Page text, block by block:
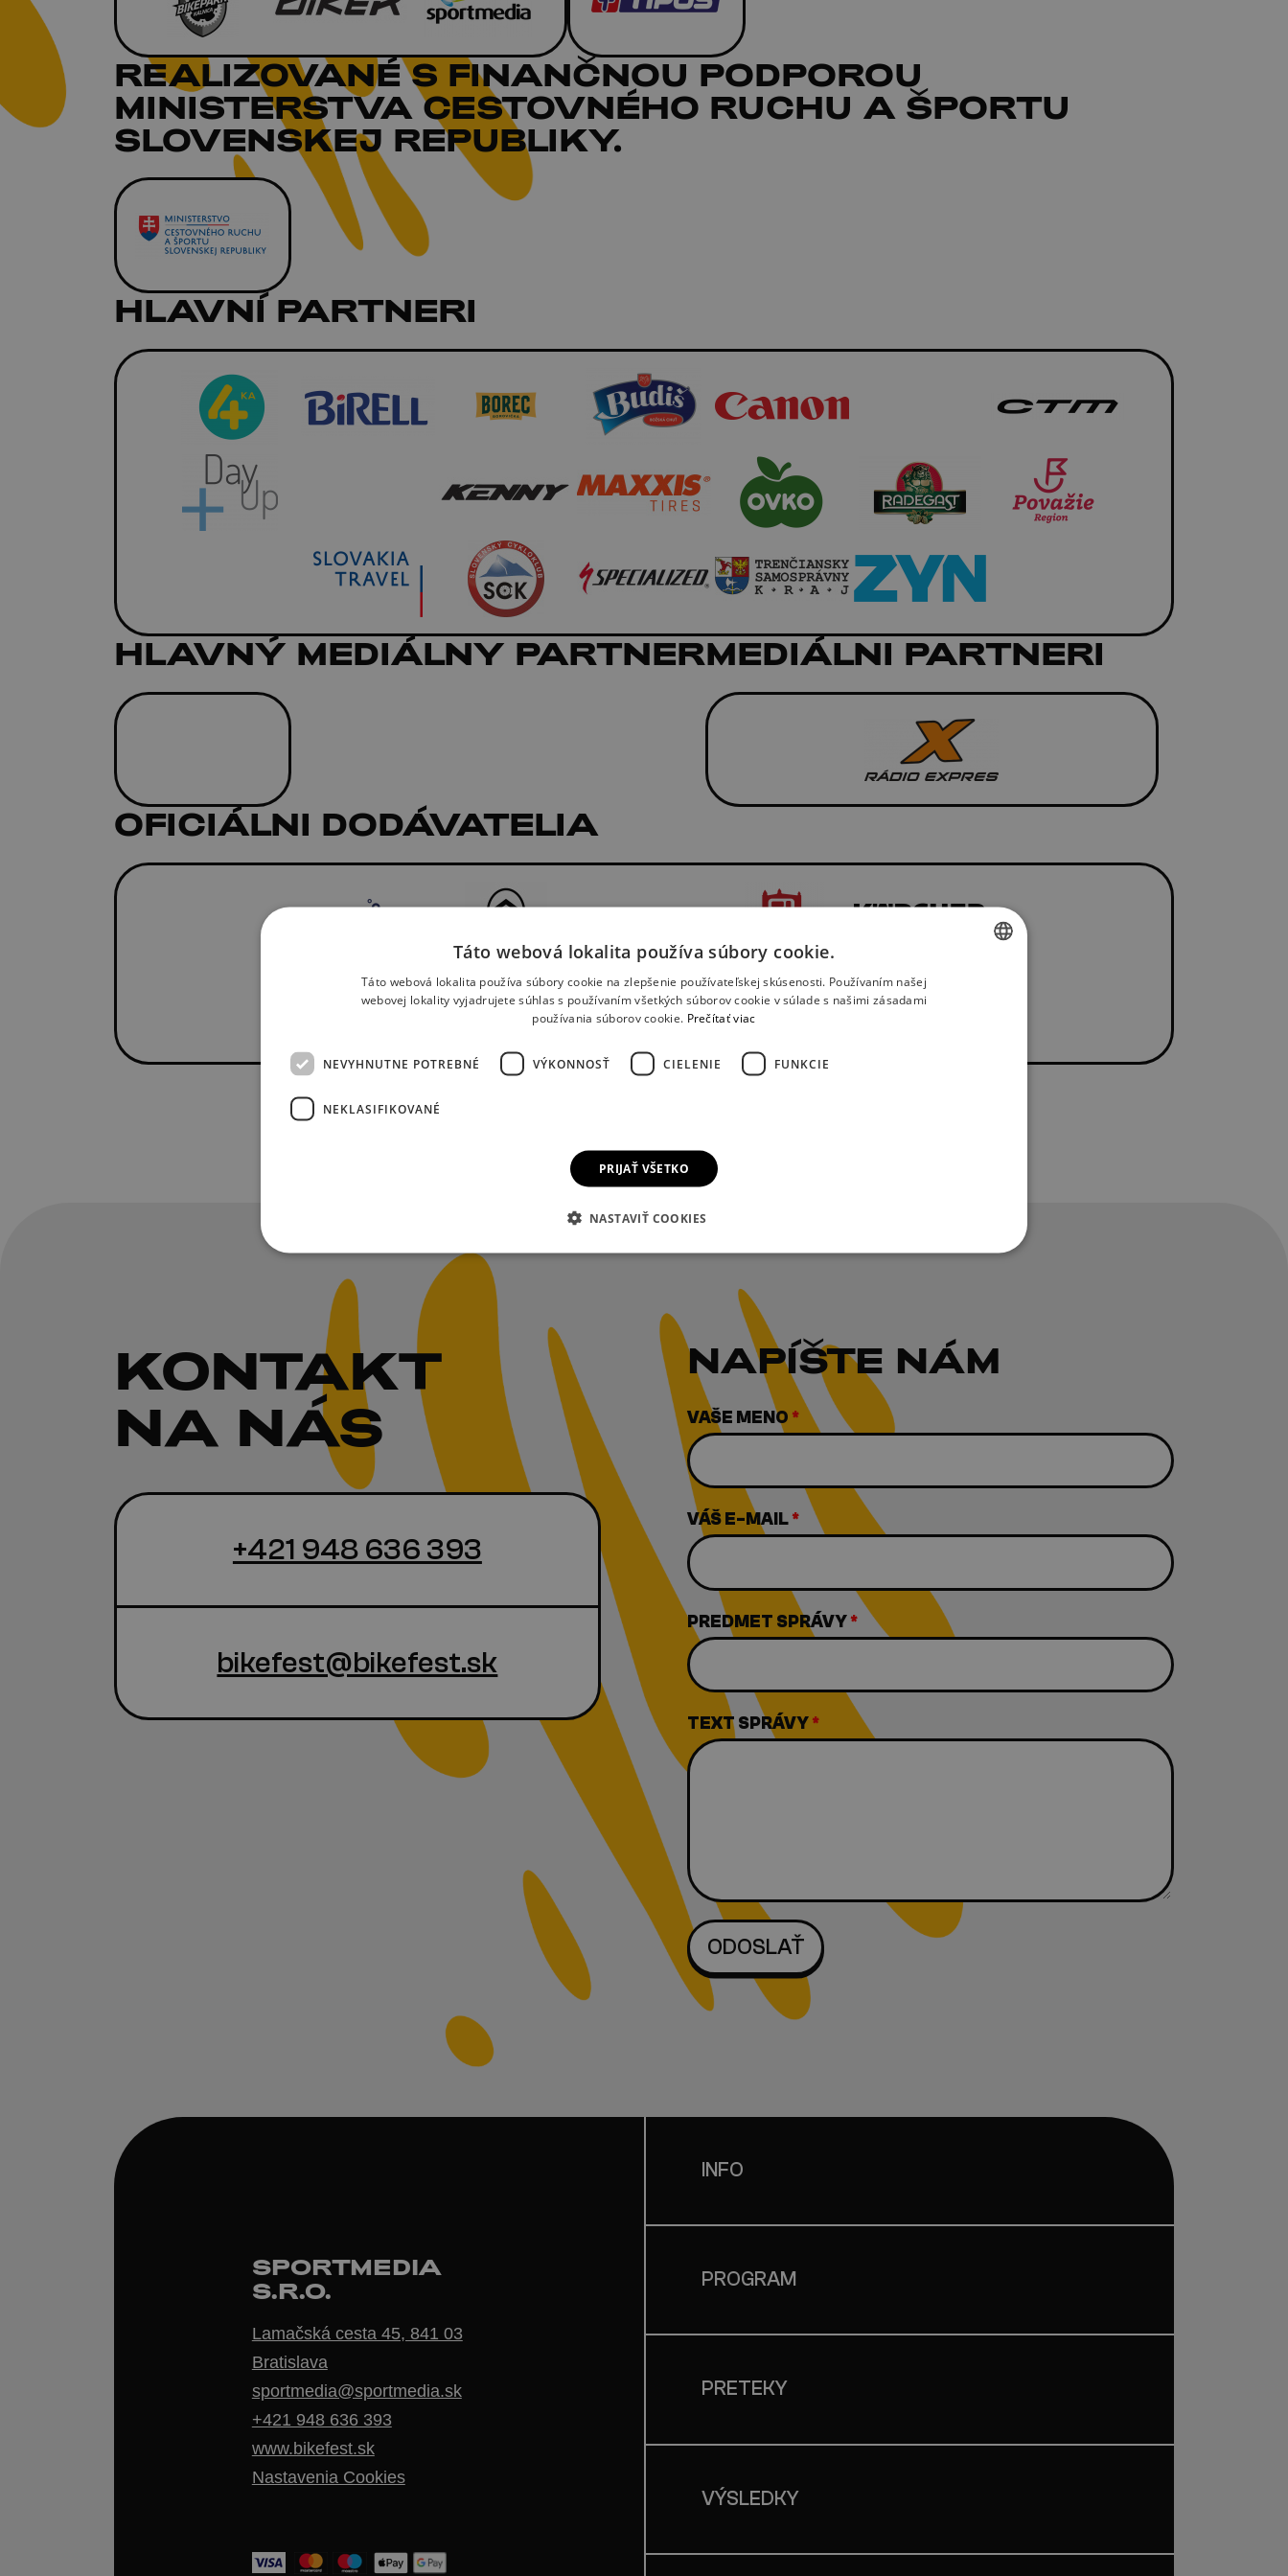
REALIZOVANÉ S FINANČNOU PODPOROU
MINISTERSTVA CESTOVNÉHO RUCHU A ŠPORTU
SLOVENSKEJ REPUBLIKY.
HLAVNÍ PARTNERI
HLAVNÝ MEDIÁLNY PARTNERMEDIÁLNI PARTNERI
OFICIÁLNI DODÁVATELIA
KONTAKT
NA NÁS
+421 948 636 393
bikefest@bikefest.sk
NAPÍŠTE NÁM
VAŠE MENO *
VÁŠ E-MAIL*
PREDMET SPRÁVY*
TEXT SPRÁVY*
INFO
PROGRAM
PRETEKY
VÝSLEDKY
SPORTMEDIA
S.R.O.
Lamačská cesta 45, 841 03
Bratislava
sportmedia@sportmedia.sk
+421 948 636 393
www.bikefest.sk
Nastavenia Cookies
Táto webová lokalita používa súbory cookie.
Táto webová lokalita používa súbory cookie na zlepšenie používateľskej skúsenosti. Používaním našej
webovej lokality vyjadrujete súhlas s používaním všetkých súborov cookie v súlade s našimi zásadami
používania súborov cookie. Prečítať viac
NEVYHNUTNE POTREBNÉ VÝKONNOSŤ CIELENIE FUNKCIE
NEKLASIFIKOVANÉ
PRIJAŤ VŠETKO
NASTAVIŤ COOKIES